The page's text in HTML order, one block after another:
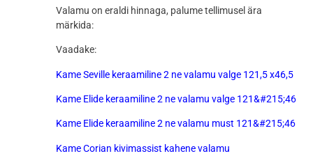
Valamu on eraldi hinnaga, palume tellimusel ära
märkida:
Vaadake:
Kame Seville keraamiline 2 ne valamu valge 121,5 x46,5
Kame Elide keraamiline 2 ne valamu valge 121&#215;46
Kame Elide keraamiline 2 ne valamu must 121&#215;46
Kame Corian kivimassist kahene valamu